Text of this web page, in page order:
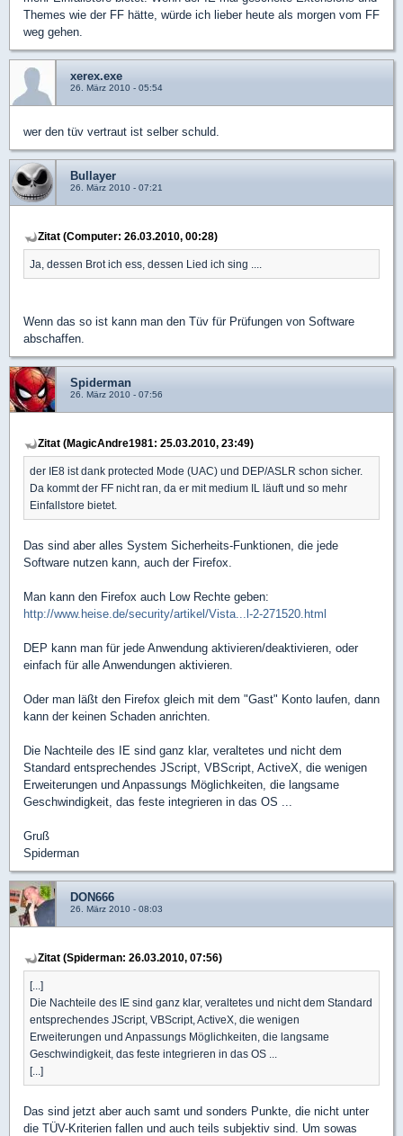
Themes wie der FF hätte, würde ich lieber heute als morgen vom FF
weg gehen.
xerex.exe
26. März 2010 - 05:54
wer den tüv vertraut ist selber schuld.
Bullayer
26. März 2010 - 07:21
Zitat (Computer: 26.03.2010, 00:28)
Ja, dessen Brot ich ess, dessen Lied ich sing ....
Wenn das so ist kann man den Tüv für Prüfungen von Software
abschaffen.
Spiderman
26. März 2010 - 07:56
Zitat (MagicAndre1981: 25.03.2010, 23:49)
der IE8 ist dank protected Mode (UAC) und DEP/ASLR schon sicher.
Da kommt der FF nicht ran, da er mit medium IL läuft und so mehr
Einfallstore bietet.
Das sind aber alles System Sicherheits-Funktionen, die jede
Software nutzen kann, auch der Firefox.
Man kann den Firefox auch Low Rechte geben:
http://www.heise.de/security/artikel/Vista...l-2-271520.html
DEP kann man für jede Anwendung aktivieren/deaktivieren, oder
einfach für alle Anwendungen aktivieren.
Oder man läßt den Firefox gleich mit dem "Gast" Konto laufen, dann
kann der keinen Schaden anrichten.
Die Nachteile des IE sind ganz klar, veraltetes und nicht dem
Standard entsprechendes JScript, VBScript, ActiveX, die wenigen
Erweiterungen und Anpassungs Möglichkeiten, die langsame
Geschwindigkeit, das feste integrieren in das OS ...
Gruß
Spiderman
DON666
26. März 2010 - 08:03
Zitat (Spiderman: 26.03.2010, 07:56)
[...]
Die Nachteile des IE sind ganz klar, veraltetes und nicht dem Standard
entsprechendes JScript, VBScript, ActiveX, die wenigen
Erweiterungen und Anpassungs Möglichkeiten, die langsame
Geschwindigkeit, das feste integrieren in das OS ...
[...]
Das sind jetzt aber auch samt und sonders Punkte, die nicht unter
die TÜV-Kriterien fallen und auch teils subjektiv sind. Um sowas